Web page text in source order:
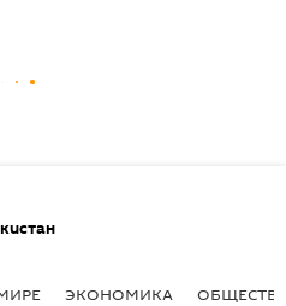
ЭКОНОМИКА